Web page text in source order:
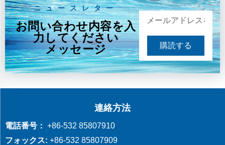
ニュースレター
お問い合わせ内容を入
力してください
メッセージ
購読する
連絡方法
電話番号： +86-532 85807910
フォックス: +86-532 85807909